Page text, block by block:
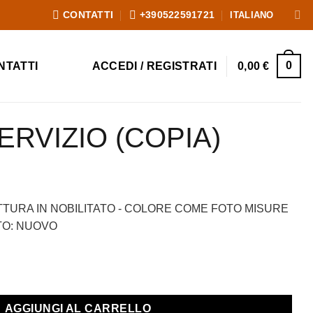
CONTATTI +390522591721 ITALIANO
ACCEDI / REGISTRATI 0,00€ 0
(COPIA)
IN NOBILITATO - COLORE COME FOTO MISURE
NUOVO
AGGIUNGI AL CARRELLO